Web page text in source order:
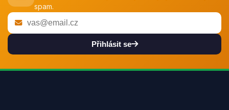
spam.
Přihlásit se